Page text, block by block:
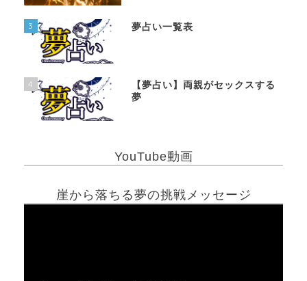
3 夢占い一覧表
4
【夢占い】両親がセックスする
夢
YouTube動画
崖から落ちる夢の挑戦メッセージ